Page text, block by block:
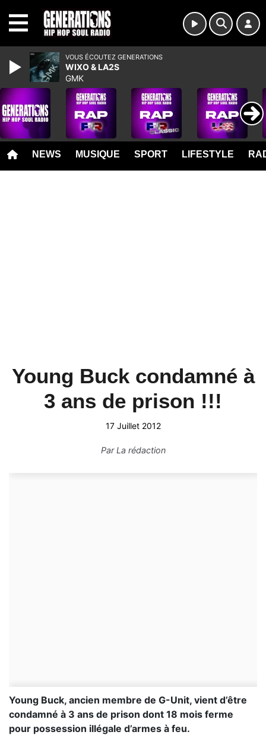
NEWS MUSIQUE SPORT LIFESTYLE
Young Buck condamné à
3 ans de prison !!!
17 Juillet 2012
ParLa rédaction
Young Buck, ancien membre de G-Unit, vient d’être
condamné à 3 ans de prison dont 18 mois ferme
pour possession illégale d’armes à feu.
VOUS ÉCOUTEZ GENERATIONS
WIXO & LA2S
GMK